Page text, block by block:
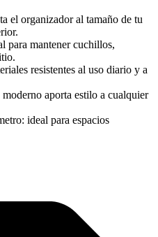
el organizador al tamaño de tu
para mantener cuchillos,
resistentes al uso diario y a
aporta estilo a cualquier
ideal para espacios